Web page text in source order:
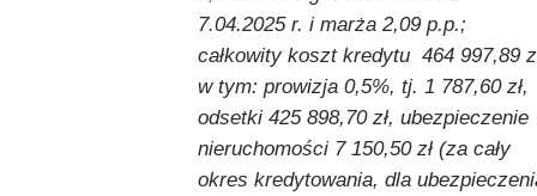
7.04.2025 r. i marża 2,09 p.p.;
całkowity koszt kredytu 464 997,89
w tym: prowizja 0,5%, tj. 1 787,60 zł,
odsetki 425 898,70 zł, ubezpieczenie
nieruchomości 7 150,50 zł (za cały
okres kredytowania, dla